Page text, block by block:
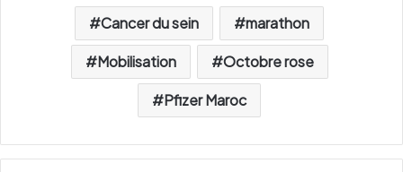
Cancer du sein marathon
Mobilisation Octobre rose
Pfizer Maroc